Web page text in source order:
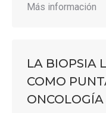
Más información
LA BIOPSIA
COMO
ONCOLOGÍA